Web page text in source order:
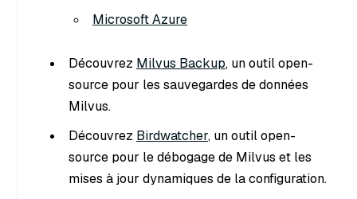
Microsoft Azure
Découvrez Milvus Backup, un outil open-
source pour les sauvegardes de données
Milvus.
Découvrez Birdwatcher, un outil open-
source pour le débogage de Milvus et les
mises à jour dynamiques de la configuration.